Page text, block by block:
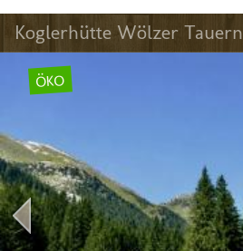
Koglerhütte Wölzer Tauern
ÖKO